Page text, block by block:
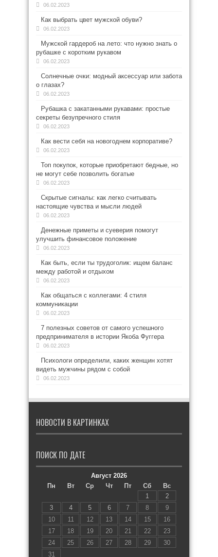
06.02.2023
Как выбрать цвет мужской обуви?
06.02.2023
Мужской гардероб на лето: что нужно знать о
рубашке с коротким рукавом
06.02.2023
Солнечные очки: модный аксессуар или забота
о глазах?
06.02.2023
Рубашка с закатанными рукавами: простые
секреты безупречного стиля
06.02.2023
Как вести себя на новогоднем корпоративе?
06.02.2023
Топ покупок, которые приобретают бедные, но
не могут себе позволить богатые
06.02.2023
Скрытые сигналы: как легко считывать
настоящие чувства и мысли людей
06.02.2023
Денежные приметы и суеверия помогут
улучшить финансовое положение
06.02.2023
Как быть, если ты трудоголик: ищем баланс
между работой и отдыхом
06.02.2023
Как общаться с коллегами: 4 стиля
коммуникации
06.02.2023
7 полезных советов от самого успешного
предпринимателя в истории Якоба Фуггера
06.02.2023
Психологи определили, каких женщин хотят
видеть мужчины рядом с собой
06.02.2023
НОВОСТИ В КАРТИНКАХ
ПОИСК ПО ДАТЕ
Август 2026
Пн
Вт Ср Чт Пт Сб
Вс
1
2
3
4 5 6 7 8
9
10
11 12 13 14 15
16
17
18 19 20 21 22
23
24
25 26 27 28 29
30
31